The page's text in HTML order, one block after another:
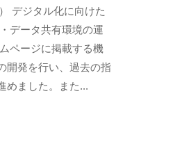
デジタル化に向けた
データ共有環境の運
ページに掲載する機
開発を行い、過去の指
めました。また...